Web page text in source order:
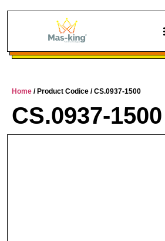
Home / Product Codice / CS.0937-1500
CS.0937-1500